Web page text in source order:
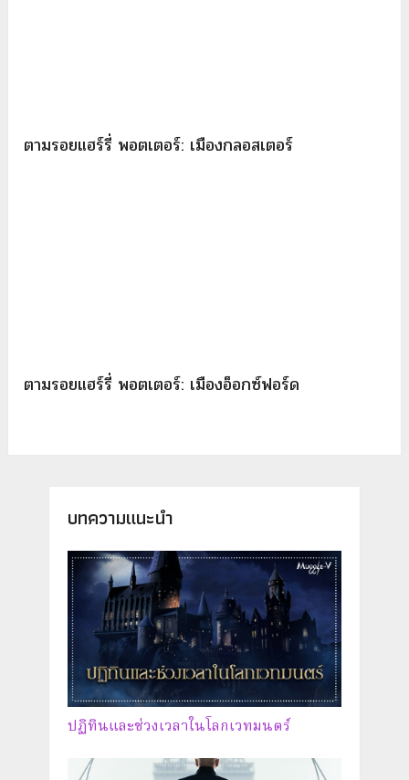
ตามรอยแฮร์รี่ พอตเตอร์: เมืองกลอสเตอร์
ตามรอยแฮร์รี่ พอตเตอร์: เมืองอ็อกซ์ฟอร์ด
บทความแนะนำ
ปฏิทินและช่วงเวลาในโลกเวทมนตร์